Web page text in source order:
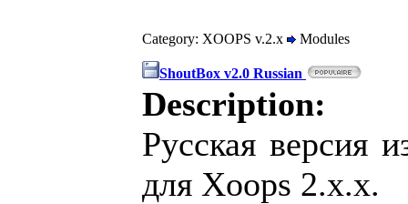
Category: XOOPS v.2.x Modules
ShoutBox v2.0 Russian
Description:
Русская версия
для Xoops 2.x.x.